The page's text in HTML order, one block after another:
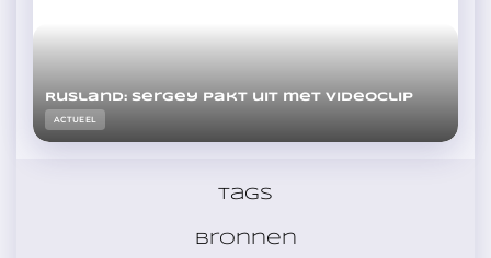
Rusland: Sergey pakt uit met videoclip
ACTUEEL
Tags
Bronnen